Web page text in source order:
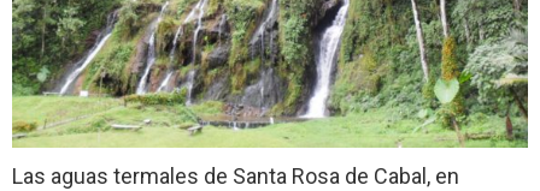
Las aguas termales de Santa Rosa de Cabal, en